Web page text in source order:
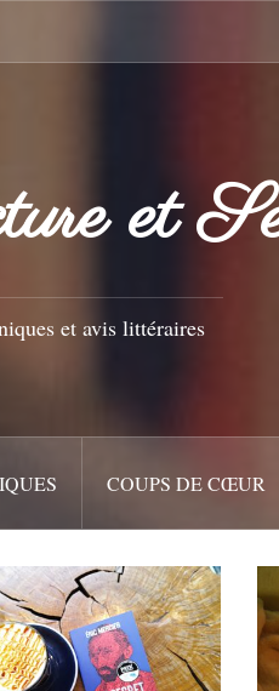
et
et avis littéraires
COUPS DE CŒUR